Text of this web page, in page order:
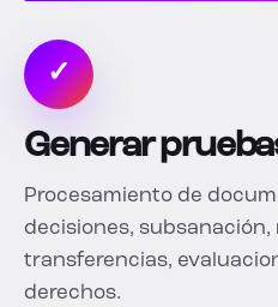
✓
Generar
Procesamiento de
decisiones, subsanación,
transferencias,
derechos.